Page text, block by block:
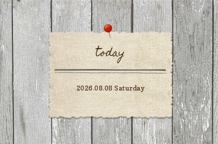
today
2026.08.08 Saturday